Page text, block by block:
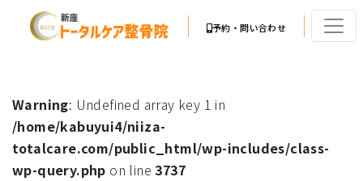
予約・問い合わせ
Warning: Undefined array key 1 in
/home/kabuyui4/niiza-
totalcare.com/public_html/wp-includes/class-
wp-query.php on line3737